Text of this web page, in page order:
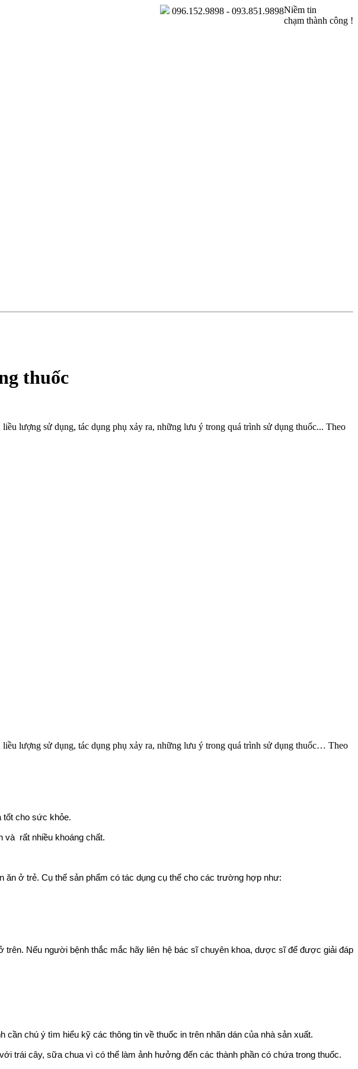
Niềm tin
chạm thành công !
096.152.9898 - 093.851.9898
thuốc
lượng sử dụng, tác dụng phụ xảy ra, những lưu ý trong quá trình sử dụng thuốc... Theo
lượng sử dụng, tác dụng phụ xảy ra, những lưu ý trong quá trình sử dụng thuốc… Theo
tốt cho sức khỏe.
và rất nhiều khoáng chất.
ở trẻ. Cụ thể sản phẩm có tác dụng cụ thể cho các trường hợp như:
Nếu người bệnh thắc mắc hãy liên hệ bác sĩ chuyên khoa, dược sĩ để được giải đáp
chú ý tìm hiểu kỹ các thông tin về thuốc in trên nhãn dán của nhà sản xuất.
trái cây, sữa chua vì có thể làm ảnh hưởng đến các thành phần có chứa trong thuốc.